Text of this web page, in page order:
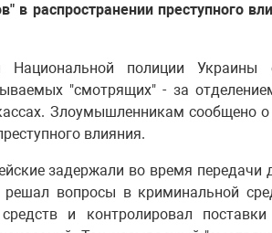
в распространении преступного
Национальной полиции
"смотрящих" - за
Злоумышленникам сообщено о
влияния.
задержали во время передачи
вопросы в криминальной
и контролировал